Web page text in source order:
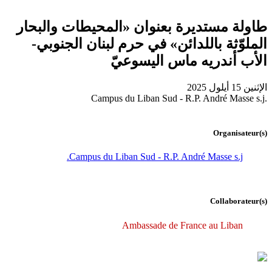
طاولة مستديرة بعنوان «المحيطات والبحار
الملوّثة باللدائن» في حرم لبنان الجنوبي-
الأب أندريه ماس اليسوعيّ
الإثنين 15 أيلول 2025
Campus du Liban Sud - R.P. André Masse s.j.
Organisateur(s)
Campus du Liban Sud - R.P. André Masse s.j.
Collaborateur(s)
Ambassade de France au Liban